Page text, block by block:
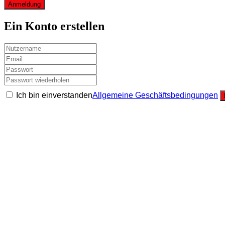
Anmeldung
Ein Konto erstellen
Ich bin einverstandenAllgemeine Geschäftsbedingungen